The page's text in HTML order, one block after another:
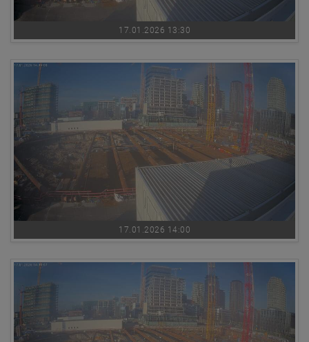
17.01.2026 13:30
17.01.2026 14:00